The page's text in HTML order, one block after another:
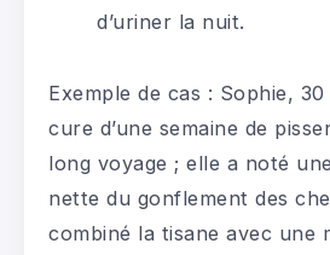
d’uriner la nuit.
Exemple de cas : Sophie,
cure d’une semaine de
long voyage ; elle a noté
nette du gonflement des
combiné la tisane avec une